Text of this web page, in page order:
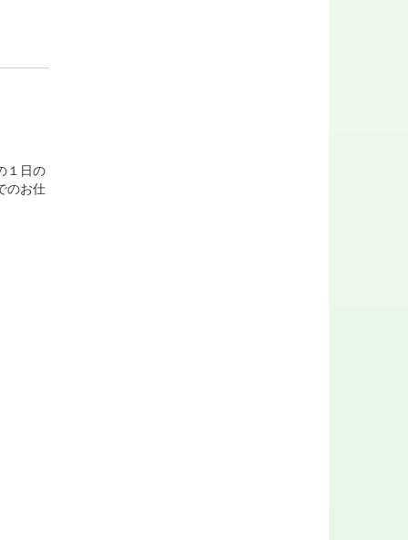
１日の
のお仕